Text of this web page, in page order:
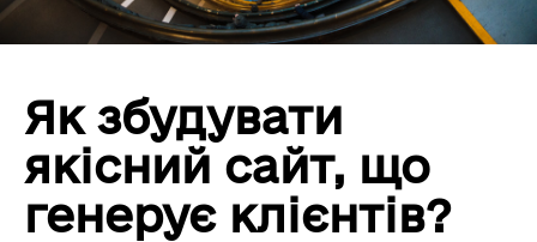
Як збудувати
якісний сайт, що
генерує клієнтів?